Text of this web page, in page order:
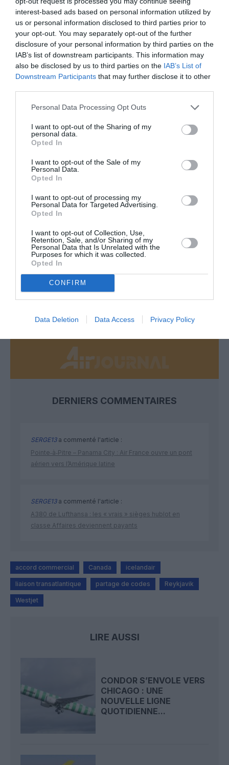
interest-based ads based on personal information utilized by
us or personal information disclosed to third parties prior to
your opt-out. You may separately opt-out of the further
disclosure of your personal information by third parties on the
IAB’s list of downstream participants. This information may
also be disclosed by us to third parties on the IAB’s List of
Downstream Participants that may further disclose it to other
Personal Data Processing Opt Outs
I want to opt-out of the Sharing of my
personal data.
Opted In
I want to opt-out of the Sale of my
Personal Data.
Opted In
I want to opt-out of processing my
Personal Data for Targeted Advertising.
Opted In
I want to opt-out of Collection, Use,
Retention, Sale, and/or Sharing of my
Personal Data that Is Unrelated with the
Purposes for which it was collected.
Opted In
CONFIRM
Data Deletion Data Access Privacy Policy
PARTAGER L'ARTICLE
FacebookTwitterPinterestLinkedInEmail
Appel aux lecteurs !
Soutenez Air Journal participez
développement !
NOUS SOUTENIR
DERNIERS COMMENTAIRES
SERGE13a commenté l'article :
Pointe‑à‑Pitre – Panama City : Air France ouvre un pont
aérien vers l’Amérique latine
SERGE13a commenté l'article :
A380 de Lufthansa : les « vrais » sièges hublot en
classe Affaires deviennent payants
accord commercial Canada icelandair
liaison transatlantique partage de codes Reykjavik
Westjet
LIRE AUSSI
CONDOR S’ENVOLE VERS
CHICAGO : UNE
NOUVELLE LIGNE
QUOTIDIENNE...